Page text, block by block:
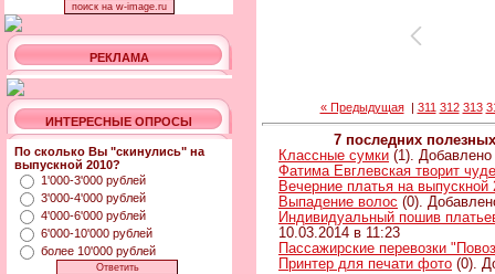
РЕКЛАМА
ИНТЕРЕСНЫЕ ОПРОСЫ
По сколько Вы "скинулись" на
выпускной 2010?
1'000-3'000 рублей
3'000-4'000 рублей
4'000-6'000 рублей
6'000-10'000 рублей
более 10'000 рублей
« Предыдущая| 311 312 313
7 последних
Классные сумки (1).
Фатима Евглевская творит
Вечерние платья на выпускной
Выпадение волос (0).
Индивидуальный пошив
10.03.2014 в 11:23
Пассажирские перевозки
Принтер для печати фото (0).